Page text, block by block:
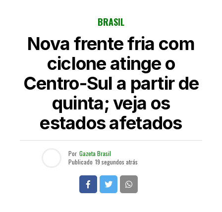
BRASIL
Nova frente fria com
ciclone atinge o
Centro-Sul a partir de
quinta; veja os
estados afetados
Por Gazeta Brasil
Publicado 19 segundos atrás